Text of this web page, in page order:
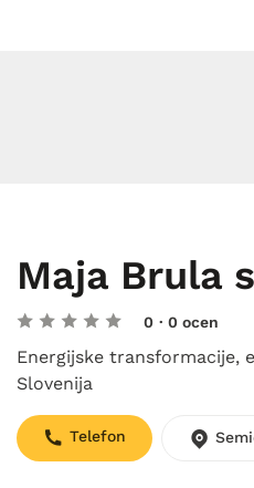
Maja Brula
0 · 0 ocen
Energijske transformacije,
Slovenija
Telefon